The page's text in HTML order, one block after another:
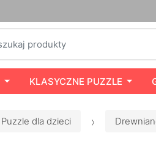
KLASYCZNE PUZZLE
Puzzle dla dzieci